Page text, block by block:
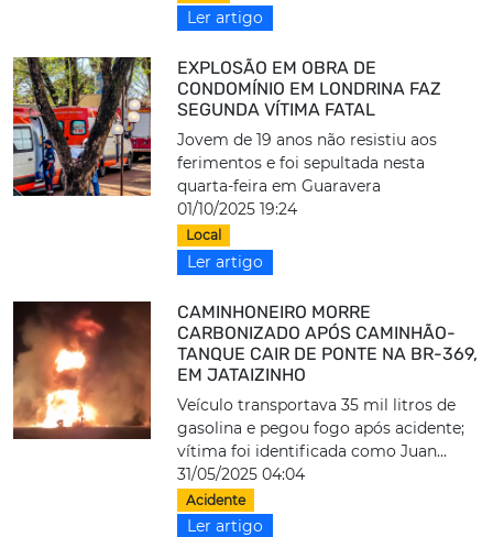
Ler artigo
EXPLOSÃO EM OBRA DE
CONDOMÍNIO EM LONDRINA FAZ
SEGUNDA VÍTIMA FATAL
Jovem de 19 anos não resistiu aos
ferimentos e foi sepultada nesta
quarta-feira em Guaravera
01/10/2025 19:24
Local
Ler artigo
CAMINHONEIRO MORRE
CARBONIZADO APÓS CAMINHÃO-
TANQUE CAIR DE PONTE NA BR-369,
EM JATAIZINHO
Veículo transportava 35 mil litros de
gasolina e pegou fogo após acidente;
vítima foi identificada como Juan...
31/05/2025 04:04
Acidente
Ler artigo